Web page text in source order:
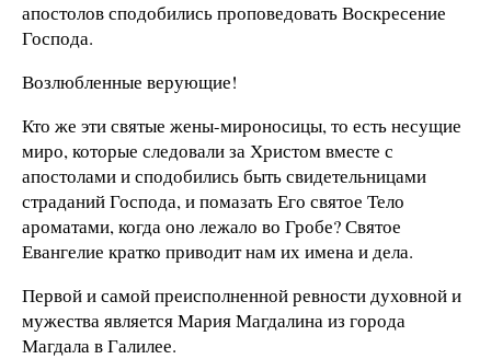
апостолов сподобились проповедовать Воскресение
Господа.
Возлюбленные верующие!
Кто же эти святые жены-мироносицы, то есть несущие
миро, которые следовали за Христом вместе с
апостолами и сподобились быть свидетельницами
страданий Господа, и помазать Его святое Тело
ароматами, когда оно лежало во Гробе? Святое
Евангелие кратко приводит нам их имена и дела.
Первой и самой преисполненной ревности духовной и
мужества является Мария Магдалина из города
Магдала в Галилее.